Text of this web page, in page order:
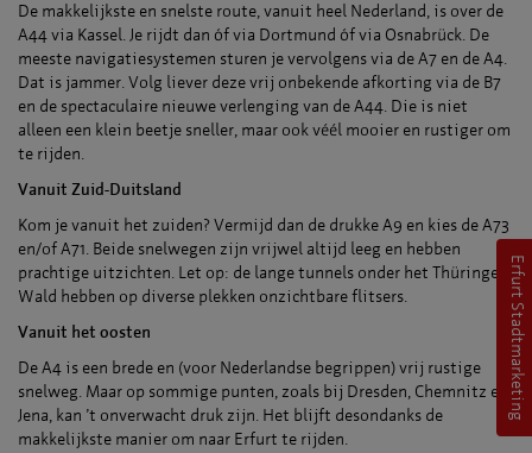
De makkelijkste en snelste route, vanuit heel Nederland, is over de
A44 via Kassel. Je rijdt dan óf via Dortmund óf via Osnabrück. De
meeste navigatiesystemen sturen je vervolgens via de A7 en de A4.
Dat is jammer. Volg liever deze vrij onbekende afkorting via de B7
en de spectaculaire nieuwe verlenging van de A44. Die is niet
alleen een klein beetje sneller, maar ook véél mooier en rustiger om
te rijden.
Vanuit Zuid-Duitsland
Kom je vanuit het zuiden? Vermijd dan de drukke A9 en kies de A73
en/of A71. Beide snelwegen zijn vrijwel altijd leeg en hebben
prachtige uitzichten. Let op: de lange tunnels onder het Thüringer
Wald hebben op diverse plekken onzichtbare flitsers.
Vanuit het oosten
De A4 is een brede en (voor Nederlandse begrippen) vrij rustige
snelweg. Maar op sommige punten, zoals bij Dresden, Chemnitz en
Jena, kan ’t onverwacht druk zijn. Het blijft desondanks de
makkelijkste manier om naar Erfurt te rijden.
Erfurt Stadtmarketing